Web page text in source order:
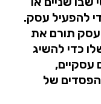
להפעיל עסק.
תורם את
כדי להשיג
עסקיים,
של